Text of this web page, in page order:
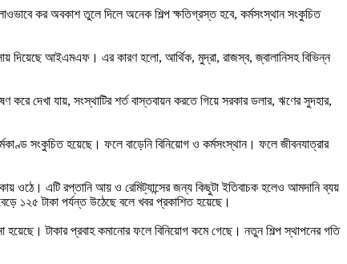
কর অবকাশ তুলে দিলে অনেক শিল্প ক্ষতিগ্রস্ত হবে, কর্মসংস্থান সংকুচিত
দিয়েছে আইএমএফ। এর কারণ হলো, আর্থিক, মুদ্রা, রাজস্ব, জ্বালানিসহ বিভিন্ন
দেখা যায়, সংস্থাটির শর্ত বাস্তবায়ন করতে গিয়ে সরকার ডলার, ঋণের সুদহার,
সংকুচিত হয়েছে। ফলে বাড়েনি বিনিয়োগ ও কর্মসংস্থান। ফলে জীবনযাত্রার
ওঠে। এটি রপ্তানি আয় ও রেমিট্যান্সের জন্য কিছুটা ইতিবাচক হলেও আমদানি ব্যয়
১২৫ টাকা পর্যন্ত উঠেছে বলে খবর প্রকাশিত হয়েছে।
টাকার প্রবাহ কমানোর ফলে বিনিয়োগ কমে গেছে। নতুন শিল্প স্থাপনের গতি